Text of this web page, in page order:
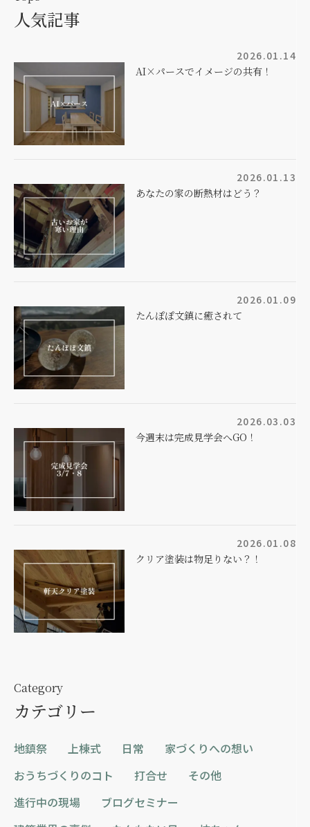
人気記事
2026.01.14
AI×パースでイメージの共有！
2026.01.13
あなたの家の断熱材はどう？
2026.01.09
たんぽぽ文鎮に癒されて
2026.03.03
今週末は完成見学会へGO！
2026.01.08
クリア塗装は物足りない？！
Category
カテゴリー
地鎮祭 上棟式 日常
家づくりへの想い
おうちづくりのコト
打合せ
その他
進行中の現場
ブログセミナー